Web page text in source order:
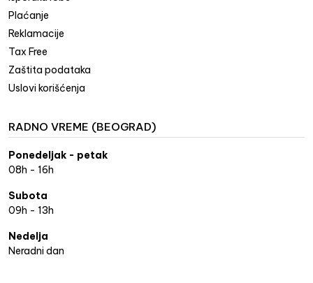
Plaćanje
Reklamacije
Tax Free
Zaštita podataka
Uslovi korišćenja
RADNO VREME (BEOGRAD)
Ponedeljak - petak
08h - 16h
Subota
09h - 13h
Nedelja
Neradni dan